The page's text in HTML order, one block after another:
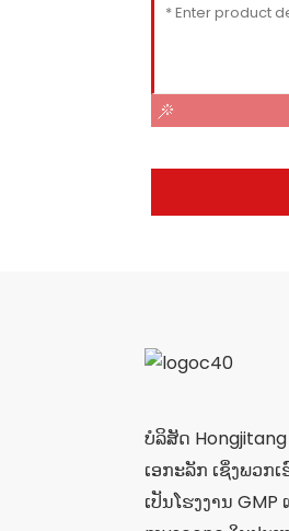
ບໍລິສັດ
ເອກະລັກ ເຊິ່ງພວກ
ເປັນໂຮງງານ